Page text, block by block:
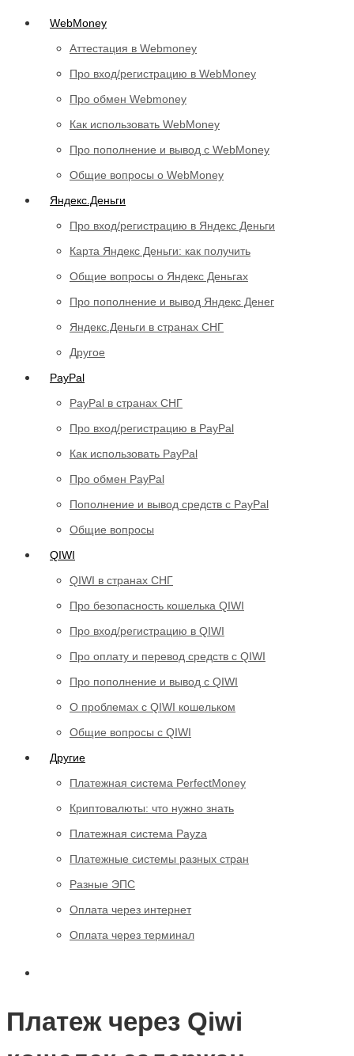
WebMoney
Аттестация в Webmoney
Про вход/регистрацию в WebMoney
Про обмен Webmoney
Как использовать WebMoney
Про пополнение и вывод с WebMoney
Общие вопросы о WebMoney
Яндекс.Деньги
Про вход/регистрацию в Яндекс Деньги
Карта Яндекс Деньги: как получить
Общие вопросы о Яндекс Деньгах
Про пополнение и вывод Яндекс Денег
Яндекс.Деньги в странах СНГ
Другое
PayPal
PayPal в странах СНГ
Про вход/регистрацию в PayPal
Как использовать PayPal
Про обмен PayPal
Пополнение и вывод средств с PayPal
Общие вопросы
QIWI
QIWI в странах СНГ
Про безопасность кошелька QIWI
Про вход/регистрацию в QIWI
Про оплату и перевод средств c QIWI
Про пополнение и вывод с QIWI
О проблемах с QIWI кошельком
Общие вопросы с QIWI
Другие
Платежная система PerfectMoney
Криптовалюты: что нужно знать
Платежная система Payza
Платежные системы разных стран
Разные ЭПС
Оплата через интернет
Оплата через терминал
Платеж через Qiwi